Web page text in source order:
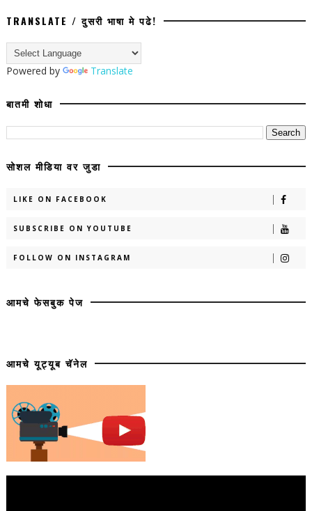
TRANSLATE / दुसरी भाषा मे पढे!
Powered by Translate
बातमी शोधा
सोशल मीडिया वर जुडा
LIKE ON FACEBOOK
SUBSCRIBE ON YOUTUBE
FOLLOW ON INSTAGRAM
आमचे फेसबुक पेज
आमचे यूट्यूब चॅनेल